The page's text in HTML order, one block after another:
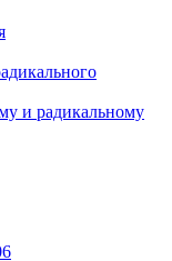
и радикальному